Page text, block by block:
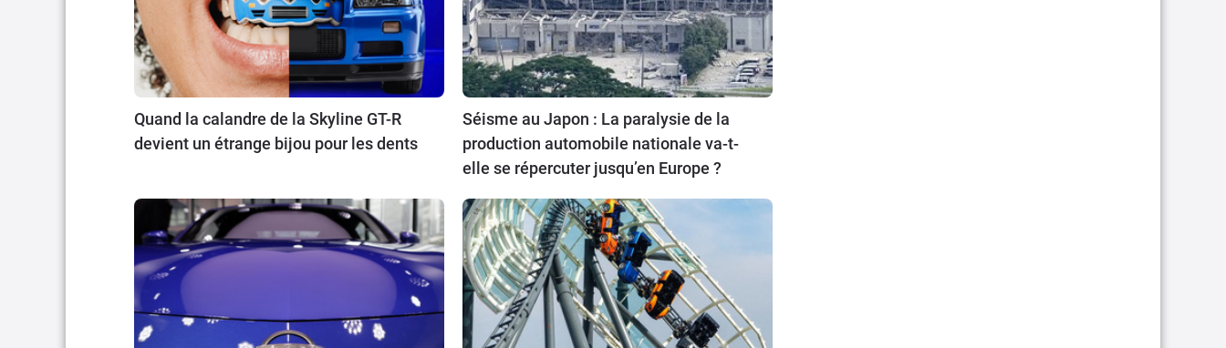
Quand la calandre de la Skyline GT-R
devient un étrange bijou pour les dents
Séisme au Japon : La paralysie de la
production automobile nationale va-t-
elle se répercuter jusqu’en Europe ?